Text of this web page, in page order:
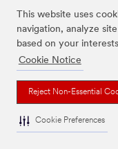
This website uses
navigation, analyze
based on your
Cookie Notice
Reject Non-Essential
Cookie Preferences